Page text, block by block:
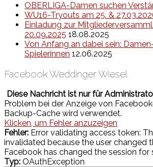
OBERLIGA-Damen suchen
WU16-Tryouts am 25. &
Einladung zur
20.09.2025 18.08.2025
Von Anfang an dabei sein:
Spielerinnen 12.06.2025
Facebook Weddinger Wiesel
Diese Nachricht ist nur für
Problem bei der Anzeige von
Backup-Cache wird verwendet.
Klicken, um Fehler anzuzeigen
Fehler: Error validating access token:
invalidated because the user changed
Facebook has changed the session for
Typ: OAuthException